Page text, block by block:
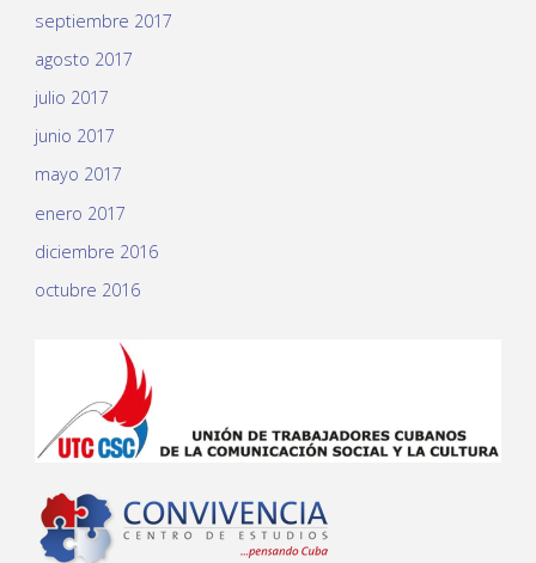
septiembre 2017
agosto 2017
julio 2017
junio 2017
mayo 2017
enero 2017
diciembre 2016
octubre 2016